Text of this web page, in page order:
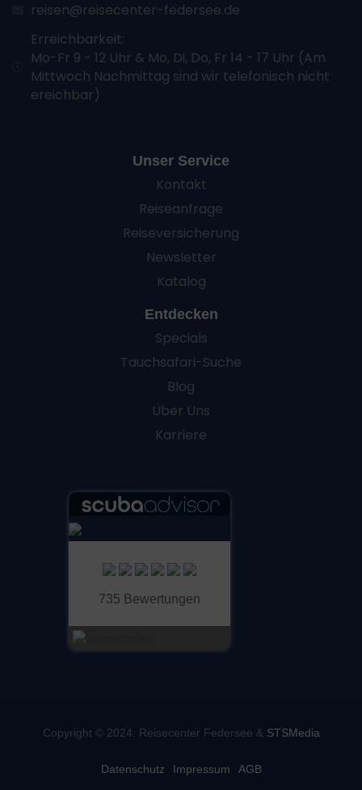
reisen@reisecenter-federsee.de
Erreichbarkeit:
Mo-Fr 9 - 12 Uhr & Mo, Di, Do, Fr 14 - 17 Uhr (Am
Mittwoch Nachmittag sind wir telefonisch nicht
ereichbar)
Unser Service
Kontakt
Reiseanfrage
Reiseversicherung
Newsletter
Katalog
Entdecken
Specials
Tauchsafari-Suche
Blog
Über Uns
Karriere
735 Bewertungen
Copyright © 2024. Reisecenter Federsee & STSMedia
Datenschutz Impressum AGB